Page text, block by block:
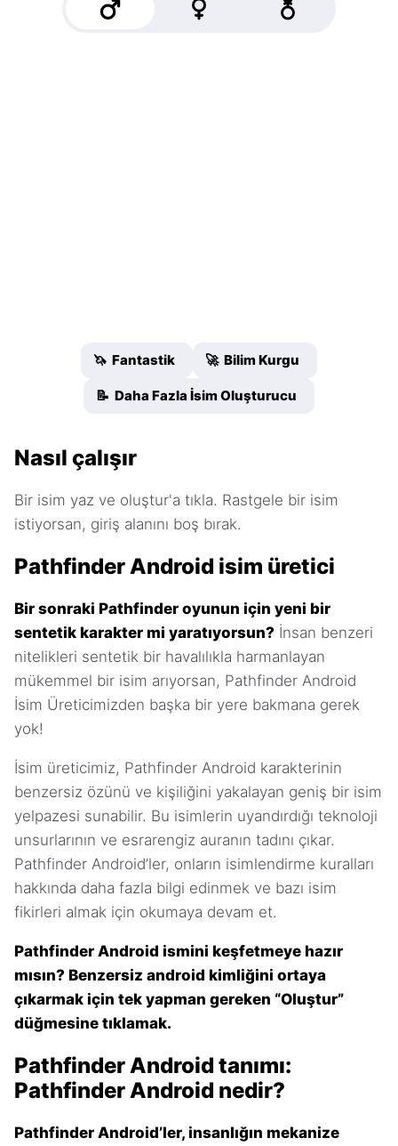
🦄 Fantastik 🚀 Bilim Kurgu
📝 Daha Fazla İsim Oluşturucu
Nasıl çalışır
Bir isim yaz ve oluştur'a tıkla. Rastgele bir isim
istiyorsan, giriş alanını boş bırak.
Pathfinder Android isim üretici
Bir sonraki Pathfinder oyunun için yeni bir
sentetik karakter mi yaratıyorsun? İnsan benzeri
nitelikleri sentetik bir havalılıkla harmanlayan
mükemmel bir isim arıyorsan, Pathfinder Android
İsim Üreticimizden başka bir yere bakmana gerek
yok!
İsim üreticimiz, Pathfinder Android karakterinin
benzersiz özünü ve kişiliğini yakalayan geniş bir isim
yelpazesi sunabilir. Bu isimlerin uyandırdığı teknoloji
unsurlarının ve esrarengiz auranın tadını çıkar.
Pathfinder Android’ler, onların isimlendirme kuralları
hakkında daha fazla bilgi edinmek ve bazı isim
fikirleri almak için okumaya devam et.
Pathfinder Android ismini keşfetmeye hazır
mısın? Benzersiz android kimliğini ortaya
çıkarmak için tek yapman gereken “Oluştur”
düğmesine tıklamak.
Pathfinder Android tanımı:
Pathfinder Android nedir?
Pathfinder Android’ler, insanlığın mekanize